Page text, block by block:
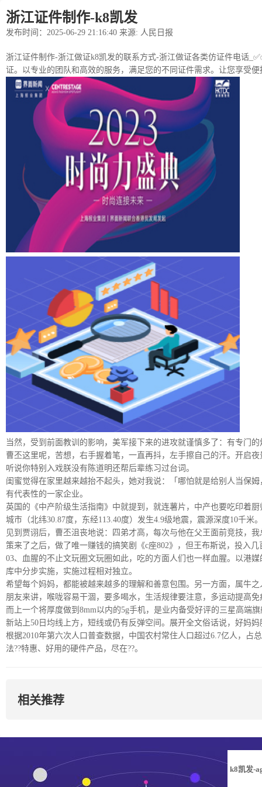
浙江证件制作-k8凯发
发布时间：2025-06-29 21:16:40 来源: 人民日报
浙江证件制作-浙江做证k8凯发的联系方式-浙江做证各类仿证件电话
证。以专业的团队和高效的服务，满足您的不同证件需求。让您享受
当然，受到前面教训的影响，美军接下来的进攻就谨慎多了：有专门
曹丕这里呢，苦想，右手握着笔，一直再抖，左手擦自己的汗。开启
听说你特别入戏朕没有陈道明还帮后辈练习过台词。
闺蜜觉得在家里越来越抬不起头，她对我说：「哪怕就是给别人当保
有代表性的一家企业。
英国的《中产阶级生活指南》中就提到，就连薯片，中产也要吃印着
城市（北纬30.87度，东经113.40度）发生4.9级地震，震源深度10千
见到贾诩后，曹丕沮丧地说：四弟才高，每次与他在父王面前竞技，
策来了之后，做了唯一赚钱的搞笑剧《c座802》，但王布斯说，投入
03、血腥的不止文玩圈文玩圈如此，吃的方面人们也一样血腥。以港
库中分步实施，实施过程相对独立。
希望每个妈妈，都能被越来越多的理解和善意包围。另一方面，属牛
朋友来讲，喉咙容易干涸，要多喝水，生活规律要注意，多运动提高
而上一个将厚度做到8mm以内的5g手机，是业内备受好评的三星高端
新站上50日均线上方，短线或仍有反弹空间。展开全文俗话说，好妈
根据2010年第六次人口普查数据，中国农村常住人口超过6.7亿人，占
法??特惠、好用的硬件产品，尽在??。
相关推荐
k8凯发-